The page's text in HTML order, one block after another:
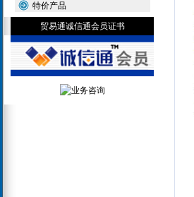
特价产品
贸易通诚信通会员证书